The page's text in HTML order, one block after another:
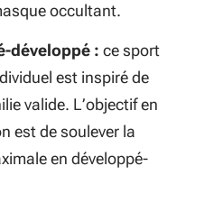
occultant.
développé : ce sport
est inspiré de
valide. L’objectif en
est de soulever la
en développé-